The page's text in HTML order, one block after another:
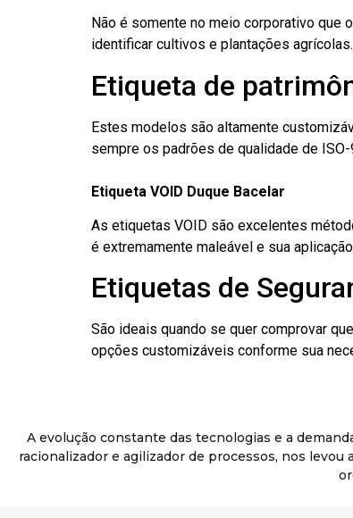
Não é somente no meio corporativo que
identificar cultivos e plantações
Etiqueta de
Estes modelos são altamente
sempre os padrões de qualidade de
Etiqueta VOID Duque Bacelar
As etiquetas VOID são excelentes
é extremamente maleável e sua
Etiquetas de
São ideais quando se quer comprovar
opções customizáveis conforme sua
A evolução constante das tecnologias e a
racionalizador e agilizador de processos, nos